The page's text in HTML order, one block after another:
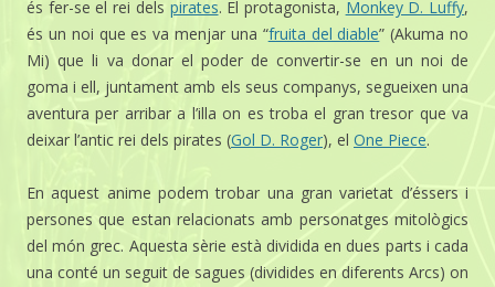
és fer-se el rei dels pirates. El protagonista, Monkey D. Luffy,
és un noi que es va menjar una “fruita del diable” (Akuma no
Mi) que li va donar el poder de convertir-se en un noi de
goma i ell, juntament amb els seus companys, segueixen una
aventura per arribar a l’illa on es troba el gran tresor que va
deixar l’antic rei dels pirates (Gol D. Roger), el One Piece.
En aquest anime podem trobar una gran varietat d’éssers i
persones que estan relacionats amb personatges mitològics
del món grec. Aquesta sèrie està dividida en dues parts i cada
una conté un seguit de sagues (dividides en diferents Arcs) on